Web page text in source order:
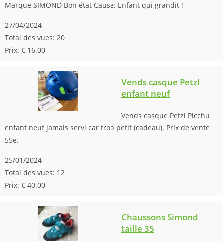
Marque SIMOND Bon état Cause: Enfant qui grandit !
27/04/2024
Total des vues: 20
Prix: € 16.00
Vends casque Petzl
enfant neuf
Vends casque Petzl Picchu
enfant neuf jamais servi car trop petit (cadeau). Prix de vente
55e.
25/01/2024
Total des vues: 12
Prix: € 40.00
Chaussons Simond
taille 35